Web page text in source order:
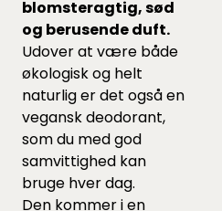
blomsteragtig, sød
og berusende duft.
Udover at være både
økologisk og helt
naturlig er det også en
vegansk deodorant,
som du med god
samvittighed kan
bruge hver dag.
Den kommer i en